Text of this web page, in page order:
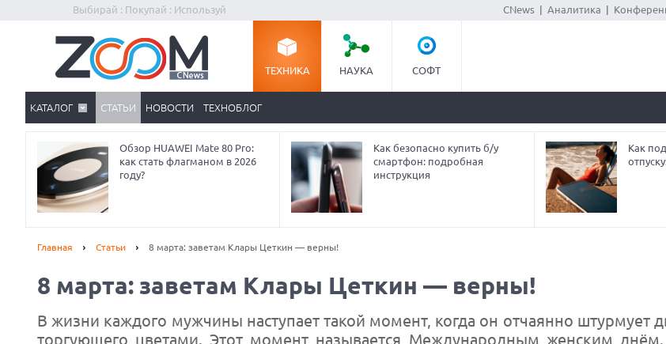
Выбирай : Покупай : Используй CNews| Аналитика
ТЕХНИКА НАУКА СОФТ
КАТАЛОГ СТАТЬИ НОВОСТИ ТЕХНОБЛОГ
Обзор HUAWEI Mate 80 Pro:
как стать флагманом в 2026
году?
Как безопасно купить б/у
смартфон: подробная
инструкция
Как
Главная Статьи 8 марта: заветам Клары Цеткин — верны!
8 марта: заветам Клары Цеткин — верны!
В жизни каждого мужчины наступает такой момент, когда он отчаянно штурмует
торгующего цветами. Этот момент называется Международным женским днём.